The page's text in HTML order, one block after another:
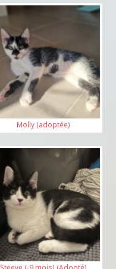
Molly (adoptée)
Steeve (-9 mois) (Adopté)